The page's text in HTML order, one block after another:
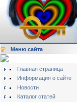
Меню сайта
Главная страница
Информация о сайте
Новости
Каталог статей